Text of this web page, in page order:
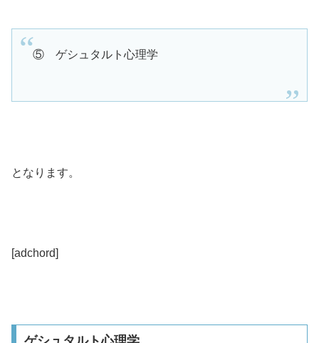
⑤ ゲシュタルト心理学
となります。
[adchord]